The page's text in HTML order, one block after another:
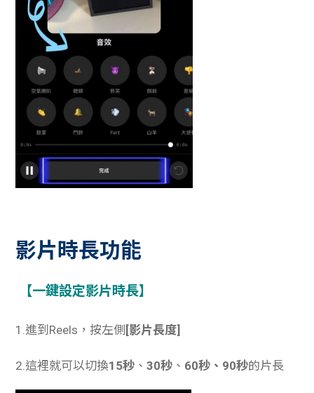
影片時長功能
【一鍵設定影片時長】
1.進到Reels，按左側 [影片長度]
2.這裡就可以切換15秒 、30秒 、 60秒、90秒的片長